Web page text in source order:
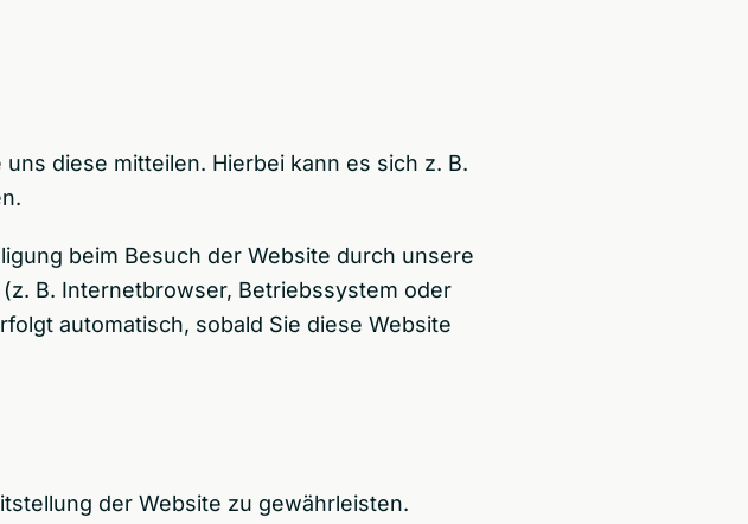
diese mitteilen. Hierbei kann es sich z. B.
beim Besuch der Website durch unsere
B. Internetbrowser, Betriebssystem oder
automatisch, sobald Sie diese Website
der Website zu gewährleisten.